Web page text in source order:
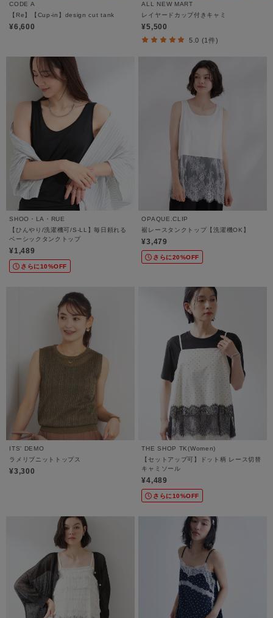
CODE A
【Re】【Cup-in】design cut tank
¥6,600
ALL NEW MART
レイヤードカップ付きキャミ
¥5,500
5.0 (1件)
SHOO・LA・RUE
【ひんやり/洗濯機可/S-LL】毎日頼れる
ベーシックタンクトップ
¥1,489
さらに10%OFF
OPAQUE.CLIP
裾レースタンクトップ【洗濯機OK】
¥3,479
さらに20%OFF
ITS' DEMO
ラメリブニットトップス
¥3,300
THE SHOP TK(Women)
【セットアップ可】ドット柄 レース切替
キャミソール
¥4,489
さらに10%OFF